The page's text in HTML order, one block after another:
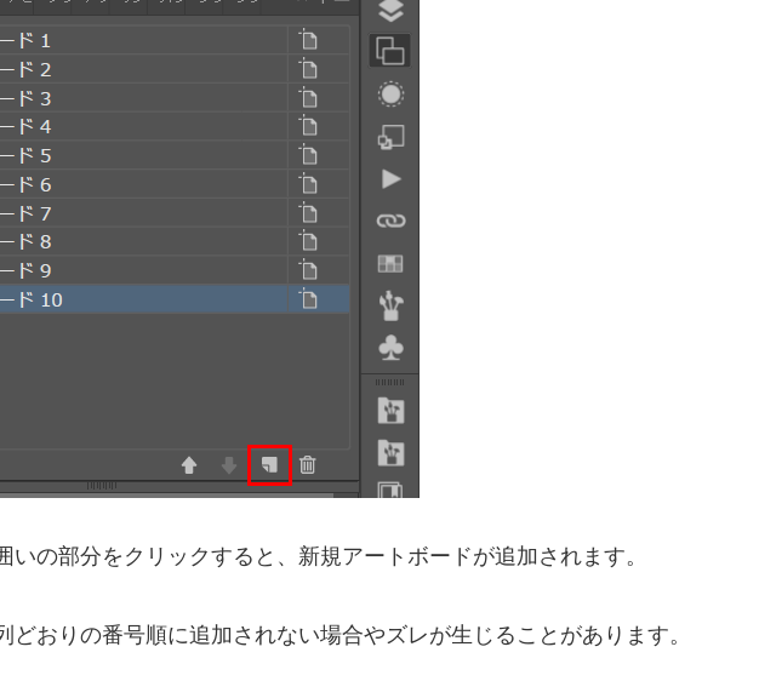
いの部分をクリックすると、新規アートボードが追加されます。
どおりの番号順に追加されない場合やズレが生じることがあります。